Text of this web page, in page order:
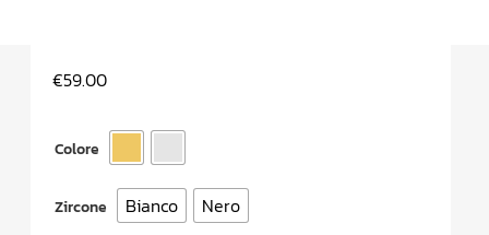
€59.00
Colore
Zircone Bianco Nero